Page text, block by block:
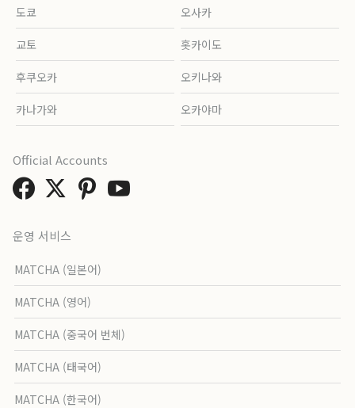
도쿄 오사카
교토 홋카이도
후쿠오카 오키나와
카나가와 오카야마
운영 서비스
MATCHA (일본어)
MATCHA (영어)
MATCHA (중국어 번체)
MATCHA (태국어)
MATCHA (한국어)
Official Accounts